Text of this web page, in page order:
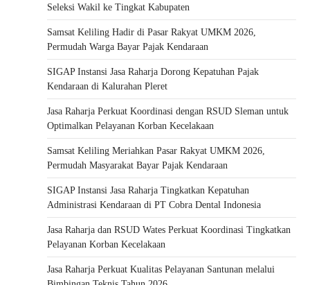
Seleksi Wakil ke Tingkat Kabupaten
Samsat Keliling Hadir di Pasar Rakyat UMKM 2026,
Permudah Warga Bayar Pajak Kendaraan
SIGAP Instansi Jasa Raharja Dorong Kepatuhan Pajak
Kendaraan di Kalurahan Pleret
Jasa Raharja Perkuat Koordinasi dengan RSUD Sleman untuk
Optimalkan Pelayanan Korban Kecelakaan
Samsat Keliling Meriahkan Pasar Rakyat UMKM 2026,
Permudah Masyarakat Bayar Pajak Kendaraan
SIGAP Instansi Jasa Raharja Tingkatkan Kepatuhan
Administrasi Kendaraan di PT Cobra Dental Indonesia
Jasa Raharja dan RSUD Wates Perkuat Koordinasi Tingkatkan
Pelayanan Korban Kecelakaan
Jasa Raharja Perkuat Kualitas Pelayanan Santunan melalui